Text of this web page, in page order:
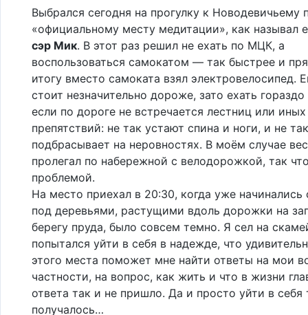
Выбрался сегодня на прогулку к Новодевичьему
«официальному месту медитации», как называл
сэр Мик. В этот раз решил не ехать по МЦК, а
воспользоваться самокатом — так быстрее и
итогу вместо самоката взял электровелосипед.
стоит незначительно дороже, зато ехать гораздо
если по дороге не встречается лестниц или иных
препятствий: не так устают спина и ноги, и не так
подбрасывает на неровностях. В моём случае
пролегал по набережной с велодорожкой, так
проблемой.
На место приехал в 20:30, когда уже начинались
под деревьями, растущими вдоль дорожки на
берегу пруда, было совсем темно. Я сел на
попытался уйти в себя в надежде, что
этого места поможет мне найти ответы на мои
частности, на вопрос, как жить и что в жизни
ответа так и не пришло. Да и просто уйти в себя
получалось…